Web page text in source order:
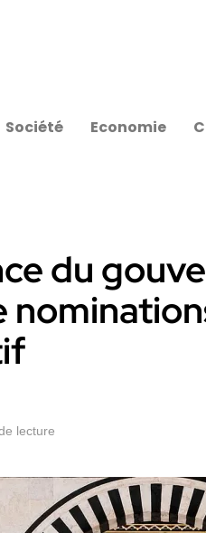
Société Economie
du
lecture